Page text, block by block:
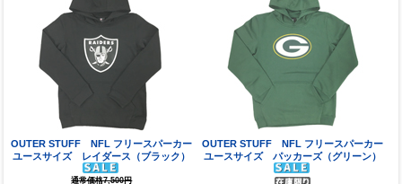
OUTER STUFF NFL フリースパーカー
ユースサイズ レイダース（ブラック）
通常価格7,500円
OUTER STUFF NFL フリースパーカー
ユースサイズ パッカーズ（グリーン）